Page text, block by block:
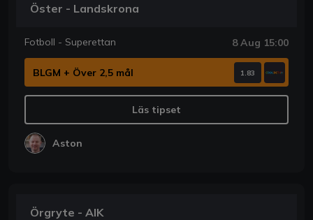
Öster - Landskrona
Fotboll - Superettan 8 Aug 15:00
BLGM + Över 2,5 mål 1.83
Läs tipset
Aston
Örgryte - AIK